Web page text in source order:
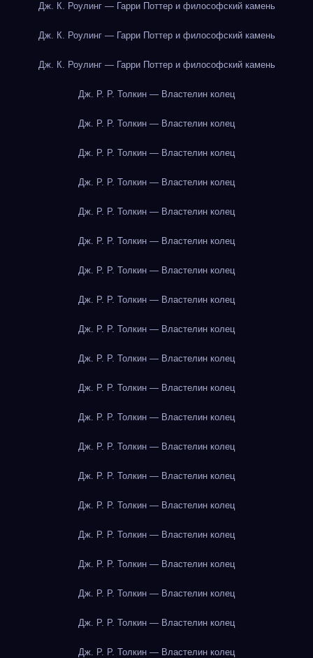
Дж. К. Роулинг — Гарри Поттер и философский камень
Дж. К. Роулинг — Гарри Поттер и философский камень
Дж. К. Роулинг — Гарри Поттер и философский камень
Дж. Р. Р. Толкин — Властелин колец
Дж. Р. Р. Толкин — Властелин колец
Дж. Р. Р. Толкин — Властелин колец
Дж. Р. Р. Толкин — Властелин колец
Дж. Р. Р. Толкин — Властелин колец
Дж. Р. Р. Толкин — Властелин колец
Дж. Р. Р. Толкин — Властелин колец
Дж. Р. Р. Толкин — Властелин колец
Дж. Р. Р. Толкин — Властелин колец
Дж. Р. Р. Толкин — Властелин колец
Дж. Р. Р. Толкин — Властелин колец
Дж. Р. Р. Толкин — Властелин колец
Дж. Р. Р. Толкин — Властелин колец
Дж. Р. Р. Толкин — Властелин колец
Дж. Р. Р. Толкин — Властелин колец
Дж. Р. Р. Толкин — Властелин колец
Дж. Р. Р. Толкин — Властелин колец
Дж. Р. Р. Толкин — Властелин колец
Дж. Р. Р. Толкин — Властелин колец
Дж. Р. Р. Толкин — Властелин колец